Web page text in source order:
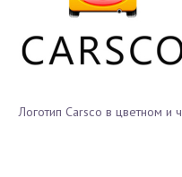
Логотип Carsco в цветном и